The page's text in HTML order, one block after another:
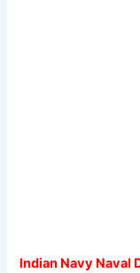
Indian Navy